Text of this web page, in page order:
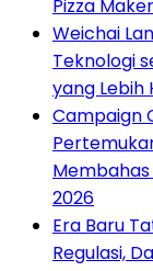
Pizza
Weichai
Teknologi
yang Lebih
Campaign
2026
Era Baru
Regulasi,